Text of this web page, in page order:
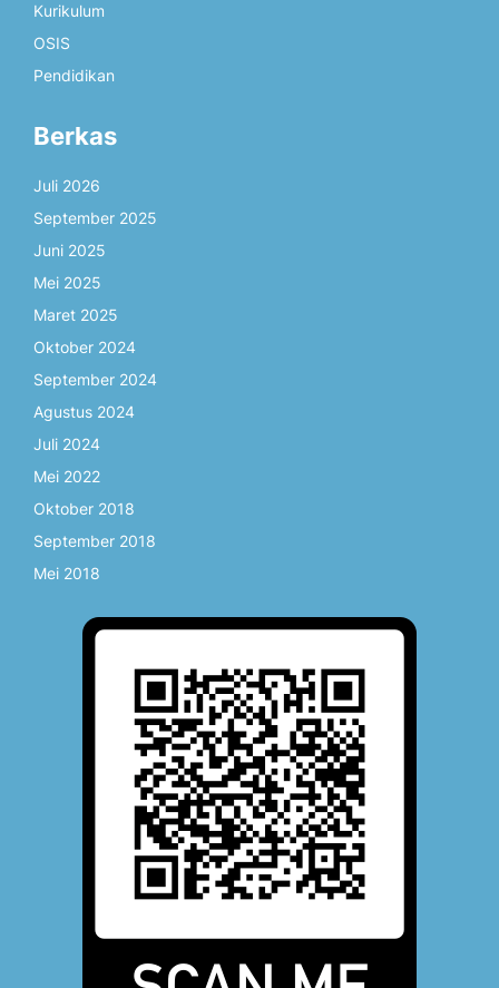
Kurikulum
OSIS
Pendidikan
Berkas
Juli 2026
September 2025
Juni 2025
Mei 2025
Maret 2025
Oktober 2024
September 2024
Agustus 2024
Juli 2024
Mei 2022
Oktober 2018
September 2018
Mei 2018